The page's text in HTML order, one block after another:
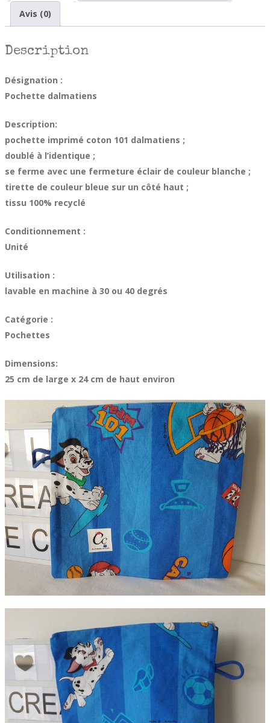
Avis (0)
Description
Désignation :
Pochette dalmatiens
Description:
pochette imprimé coton 101 dalmatiens ;
doublé à l’identique ;
se ferme avec une fermeture éclair de couleur blanche ;
tirette de couleur bleue sur un côté haut ;
tissu 100% recyclé
Conditionnement :
Unité
Utilisation :
lavable en machine à 30 ou 40 degrés
Catégorie :
Pochettes
Dimensions:
25 cm de large x 24 cm de haut environ